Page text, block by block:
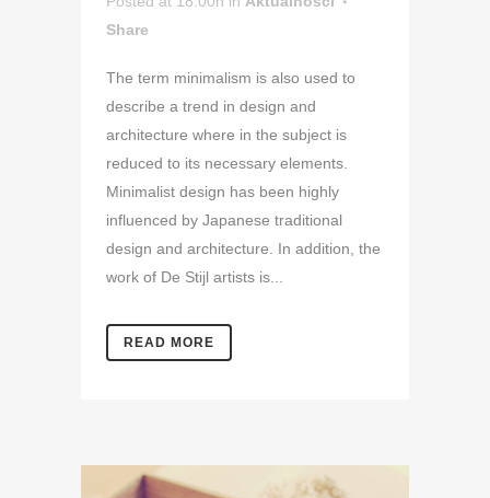
Share
The term minimalism is also used to
describe a trend in design and
architecture where in the subject is
reduced to its necessary elements.
Minimalist design has been highly
influenced by Japanese traditional
design and architecture. In addition, the
work of De Stijl artists is...
READ MORE